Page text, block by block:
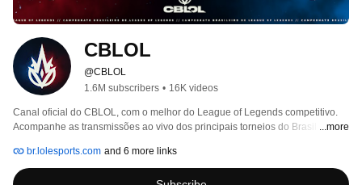
CBLOL
@CBLOL
1.6M subscribers • 16K videos
Canal oficial do CBLOL, com o melhor do League of Legends competitivo.
Acompanhe as transmissões ao vivo dos principais torneios do Brasil e do
matérias especiais, e não perca nada acompanhando todas as nossas
redes: https://t.co/q7N3aED5rW
...more
br.lolesports.com and 6 more links